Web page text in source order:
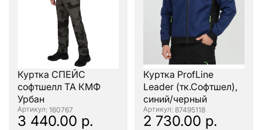
Куртка СПЕЙС
софтшелл ТА КМФ
Урбан
: 160767
3 440.00 р.
Куртка ProfLine
Leader (тк.Софтшел),
синий/черный
: 87495118
2 730.00 р.